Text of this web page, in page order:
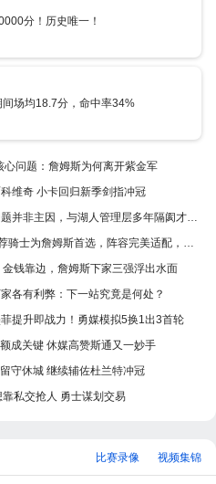
分！历史唯一！
间场均18.7分，命中率34%
问题：詹姆斯为何离开紫金军
维奇 小卡回归新季剑指冲冠
因，与湖人管理层多年隔阂才是真正导火索
詹姆斯首选，阵容完美适配，家乡情怀加分
钱靠边，詹姆斯下家三强浮出水面
各有利弊：下一站究竟是何处？
提升即战力！勇媒模拟5换1出3首轮
成关键 休媒高赞斯通又一妙手
守休城 继续辅佐杜兰特冲冠
私交抢人 勇士谋划交易
视频集锦
比赛录像